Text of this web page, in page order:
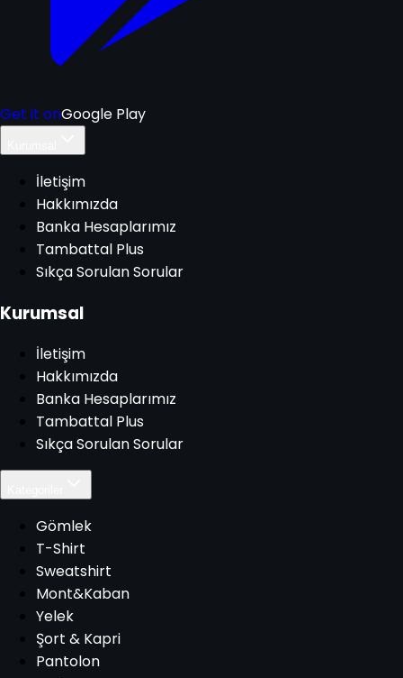
Get it onGoogle Play
İletişim
Hakkımızda
Banka Hesaplarımız
Tambattal Plus
Sıkça Sorulan Sorular
Kurumsal
İletişim
Hakkımızda
Banka Hesaplarımız
Tambattal Plus
Sıkça Sorulan Sorular
Gömlek
T-Shirt
Sweatshirt
Mont&Kaban
Yelek
Şort & Kapri
Pantolon